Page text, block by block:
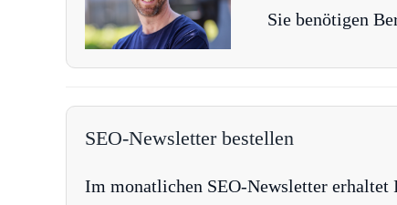
Sie benötigen
SEO-Newsletter bestellen
Im monatlichen SEO-Newsletter